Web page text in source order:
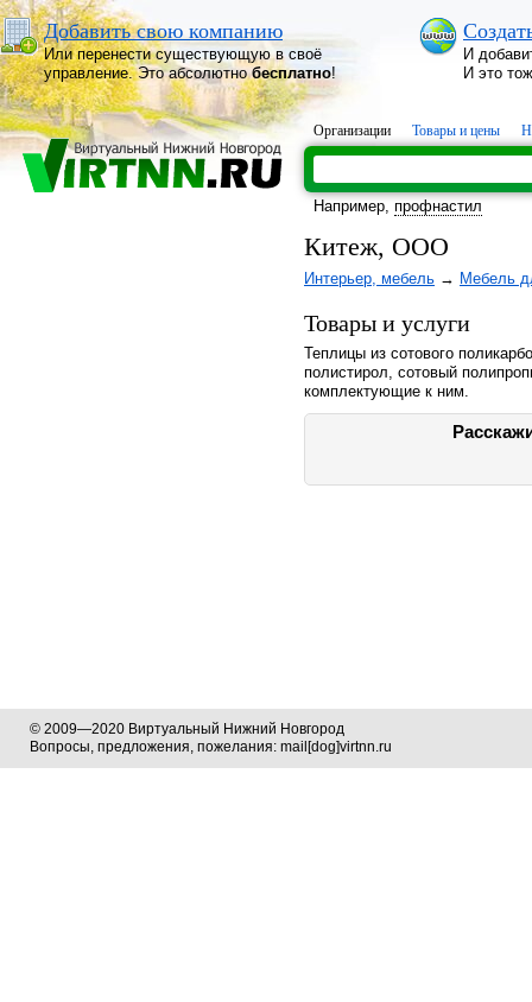
Добавить свою компанию
Или перенести существующую в своё
управление. Это абсолютнобесплатно!
И
И это
Организации Товары и цены
Например, профнастил
Китеж, ООО
Интерьер, мебель → Мебель
Товары и услуги
Теплицы из сотового
полистирол, сотовый
комплектующие к ним.
© 2009—2020 Виртуальный Нижний Новгород
Вопросы, предложения, пожелания: mail[dog]virtnn.ru